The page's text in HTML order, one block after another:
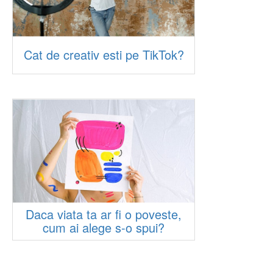
Cat de creativ esti pe TikTok?
Daca viata ta ar fi o poveste,
cum ai alege s-o spui?